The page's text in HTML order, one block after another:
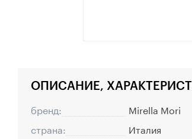
ОПИСАНИЕ,
бренд:
Mirella Mori
страна:
Италия